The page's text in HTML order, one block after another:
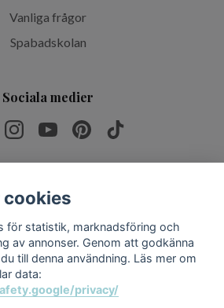
Vanliga frågor
Spabadskolan
Sociala medier
på vårt nyhetsbrev
Prenumerera
cookies
för statistik, marknadsföring och
av annonser. Genom att godkänna
till denna användning. Läs mer om
data:
privacy/